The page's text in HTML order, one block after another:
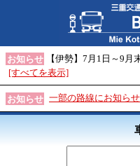
お知らせ
【伊勢】7月1日～9
[すべてを表示]
お知らせ 一部の路線にお知ら